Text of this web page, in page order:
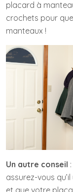
placard à
crochets pour
manteaux !
Un autre conseil
assurez-vous
et que votre